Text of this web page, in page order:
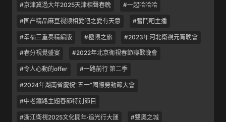
#京津冀過大年2025天津相聲春晚 #一起哈哈哈
#国产精品麻豆视频相愛吧之愛有天意 #奮鬥吧主播
#幸福三重奏精編版 #極限之旅 #2023年河北衛視元宵晚會
#春分視覺盛宴 #2022年北京衛視春節聯歡晚會
#令人心動的offer #一路前行 第二季
#2024年湖南省慶祝“五一”國際勞動節大會
#中老鐵路主題春節特別節目
#浙江衛視2025文化開年·追光行大運 #雙奧之城